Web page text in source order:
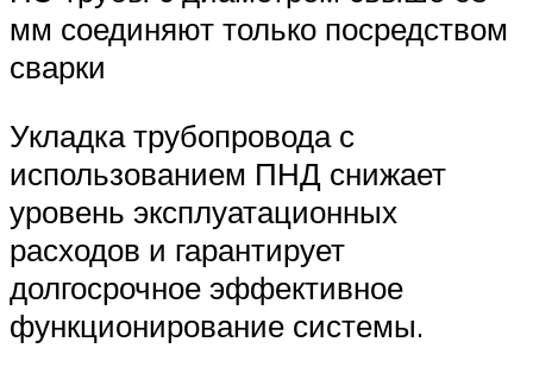
мм соединяют только посредством
сварки
Укладка трубопровода с
использованием ПНД снижает
уровень эксплуатационных
расходов и гарантирует
долгосрочное эффективное
функционирование системы.